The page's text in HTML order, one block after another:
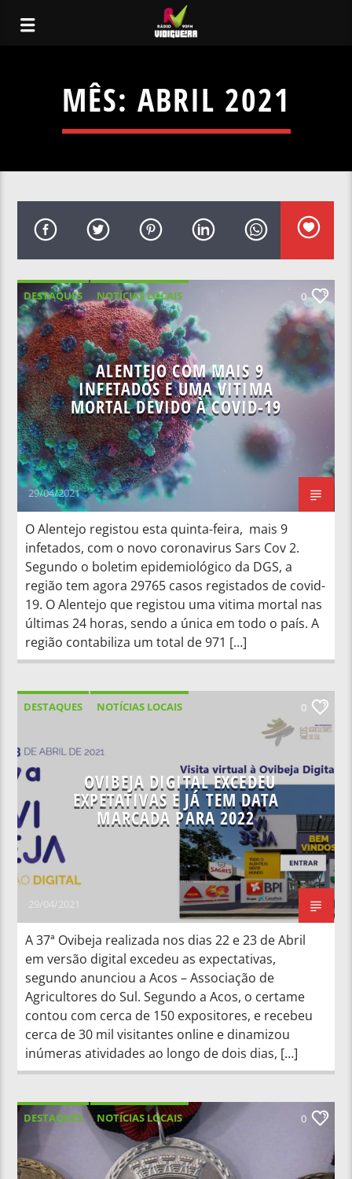
MÊS: ABRIL 2021
DESTAQUES
NOTÍCIAS LOCAIS
NOTÍCIAS NACIONAIS
SAÚDE
0
ALENTEJO COM MAIS 9
INFETADOS E UMA VITIMA
MORTAL DEVIDO À COVID-19
29/04/2021
O Alentejo registou esta quinta-feira, mais 9
infetados, com o novo coronavirus Sars Cov 2.
Segundo o boletim epidemiológico da DGS, a
região tem agora 29765 casos registados de covid-
19. O Alentejo que registou uma vitima mortal nas
últimas 24 horas, sendo a única em todo o país. A
região contabiliza um total de 971 […]
DESTAQUES
NOTÍCIAS LOCAIS
0
OVIBEJA DIGITAL EXCEDEU
EXPETATIVAS E JÁ TEM DATA
MARCADA PARA 2022
29/04/2021
A 37ª Ovibeja realizada nos dias 22 e 23 de Abril
em versão digital excedeu as expectativas,
segundo anunciou a Acos – Associação de
Agricultores do Sul. Segundo a Acos, o certame
contou com cerca de 150 expositores, e recebeu
cerca de 30 mil visitantes online e dinamizou
inúmeras atividades ao longo de dois dias, […]
DESTAQUES
NOTÍCIAS LOCAIS
NOTÍCIAS NACIONAIS
0